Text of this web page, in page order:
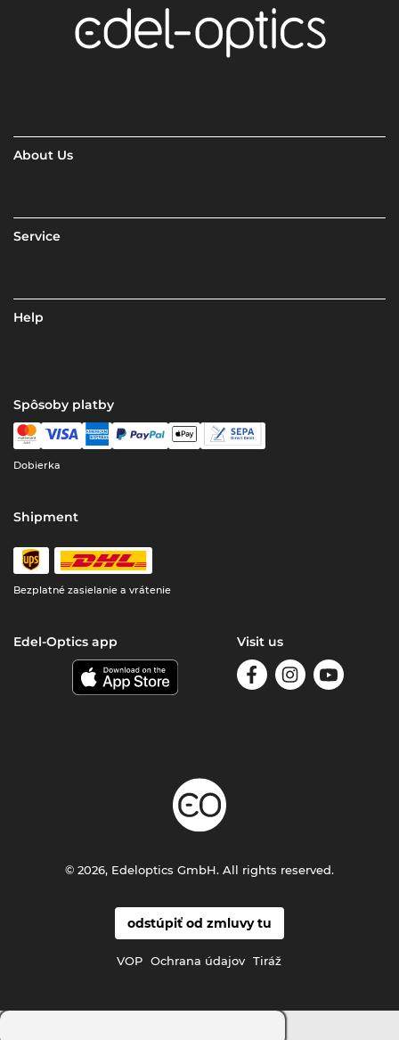
About Us
Service
Help
Spôsoby platby
Dobierka
Shipment
Bezplatné zasielanie a vrátenie
Edel-Optics app Visit us
odstúpiť od zmluvy tu
VOP Ochrana údajov Tiráž
© 2026, Edeloptics GmbH. All rights reserved.